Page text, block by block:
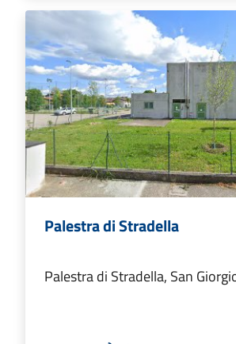
Palestra di Stradella
Palestra di Stradella, San